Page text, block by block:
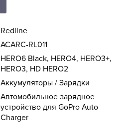
Redline
ACARC-RL011
HERO6 Black, HERO4, HERO3+,
HERO3, HD HERO2
Аккумуляторы / Зарядки
Автомобильное зарядное
устройство для GoPro Auto
Charger